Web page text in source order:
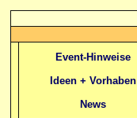
Event-Hinweise
Ideen + Vorhaben
News